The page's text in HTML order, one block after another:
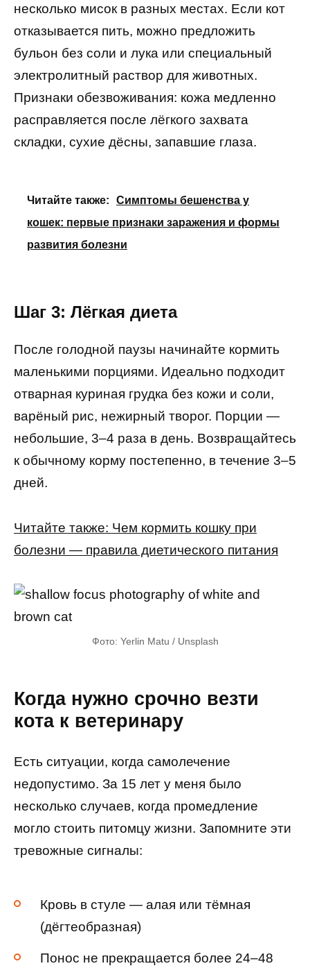
несколько мисок в разных местах. Если кот
отказывается пить, можно предложить
бульон без соли и лука или специальный
электролитный раствор для животных.
Признаки обезвоживания: кожа медленно
расправляется после лёгкого захвата
складки, сухие дёсны, запавшие глаза.
Читайте также:
Симптомы бешенства у
кошек: первые признаки заражения и формы
развития болезни
Шаг 3: Лёгкая диета
После голодной паузы начинайте кормить
маленькими порциями. Идеально подходит
отварная куриная грудка без кожи и соли,
варёный рис, нежирный творог. Порции —
небольшие, 3–4 раза в день. Возвращайтесь
к обычному корму постепенно, в течение 3–5
дней.
Читайте также: Чем кормить кошку при
болезни — правила диетического питания
Фото: Yerlin Matu / Unsplash
Когда нужно срочно везти
кота к ветеринару
Есть ситуации, когда самолечение
недопустимо. За 15 лет у меня было
несколько случаев, когда промедление
могло стоить питомцу жизни. Запомните эти
тревожные сигналы:
Кровь в стуле — алая или тёмная
(дёгтеобразная)
Понос не прекращается более 24–48